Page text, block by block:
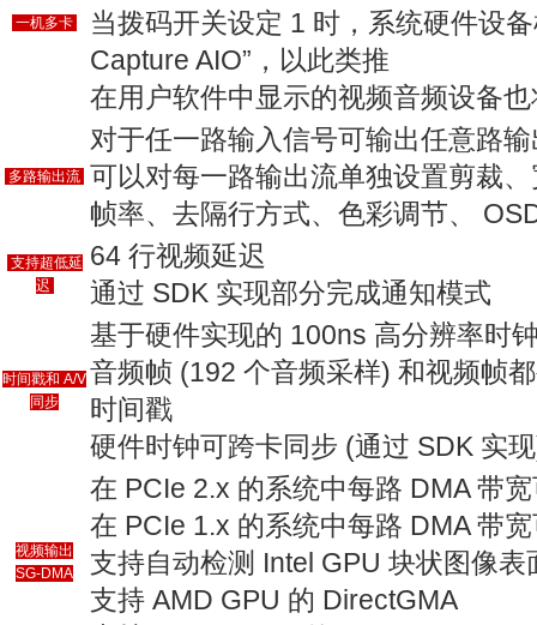
一机多卡
当拨码开关设定 1 时，系统硬件设
Capture AIO”，以此类推
在用户软件中显示的视频音频设备
多路输出流
对于任一路输入信号可输出任意路
可以对每一路输出流单独设置剪裁
帧率、去隔行方式、色彩调节、
支持超低延
迟
64 行视频延迟
通过 SDK 实现部分完成通知模式
时间戳和 A/V
同步
基于硬件实现的 100ns 高分辨率时
音频帧 (192 个音频采样) 和视频帧
时间戳
硬件时钟可跨卡同步 (通过 SDK 实
视频输出
SG-DMA
在 PCIe 2.x 的系统中每路 DMA 带
在 PCIe 1.x 的系统中每路 DMA 带
支持自动检测 Intel GPU 块状图像表
支持 AMD GPU 的 DirectGMA